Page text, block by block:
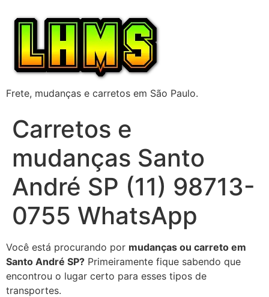
Frete, mudanças e carretos em São Paulo.
Carretos e
mudanças Santo
André SP (11) 98713-
0755 WhatsApp
Você está procurando por mudanças ou carreto em
Santo André SP? Primeiramente fique sabendo que
encontrou o lugar certo para esses tipos de
transportes.